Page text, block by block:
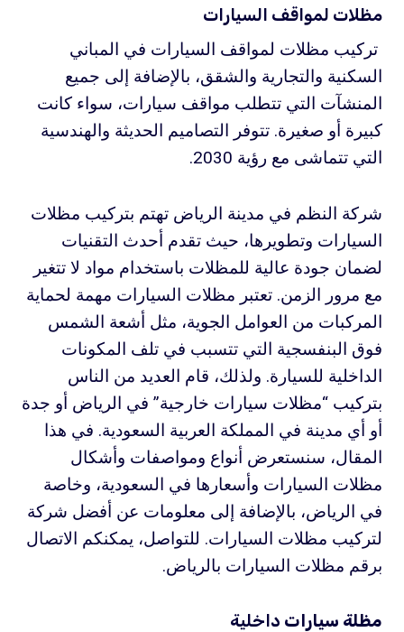
مظلات لمواقف السيارات
تركيب مظلات لمواقف السيارات في المباني
السكنية والتجارية والشقق، بالإضافة إلى جميع
المنشآت التي تتطلب مواقف سيارات، سواء كانت
كبيرة أو صغيرة. تتوفر التصاميم الحديثة والهندسية
التي تتماشى مع رؤية 2030.
شركة النظم في مدينة الرياض تهتم بتركيب مظلات
السيارات وتطويرها، حيث تقدم أحدث التقنيات
لضمان جودة عالية للمظلات باستخدام مواد لا تتغير
مع مرور الزمن. تعتبر مظلات السيارات مهمة لحماية
المركبات من العوامل الجوية، مثل أشعة الشمس
فوق البنفسجية التي تتسبب في تلف المكونات
الداخلية للسيارة. ولذلك، قام العديد من الناس
بتركيب “مظلات سيارات خارجية” في الرياض أو جدة
أو أي مدينة في المملكة العربية السعودية. في هذا
المقال، سنستعرض أنواع ومواصفات وأشكال
مظلات السيارات وأسعارها في السعودية، وخاصة
في الرياض، بالإضافة إلى معلومات عن أفضل شركة
لتركيب مظلات السيارات. للتواصل، يمكنكم الاتصال
برقم مظلات السيارات بالرياض.
مظلة سيارات داخلية